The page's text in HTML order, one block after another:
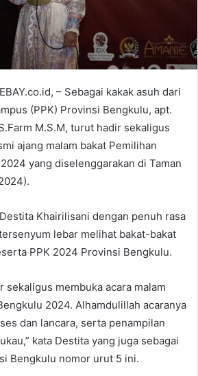
– Sebagai kakak asuh dari
(PPK) Provinsi Bengkulu, apt.
M.S.M, turut hadir sekaligus
ajang malam bakat Pemilihan
yang diselenggarakan di Taman
Khairilisani dengan penuh rasa
lebar melihat bakat-bakat
PPK 2024 Provinsi Bengkulu.
sekaligus membuka acara malam
2024. Alhamdulillah acaranya
dan lancara, serta penampilan
kata Destita yang juga sebagai
Bengkulu nomor urut 5 ini.